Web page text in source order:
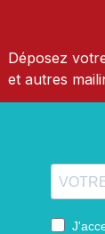
Déposez
et autres